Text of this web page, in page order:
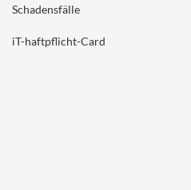
Schadensfälle
iT-haftpflicht-Card